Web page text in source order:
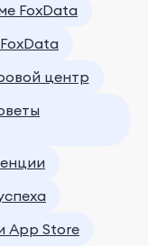
FoxData
центр
App Store